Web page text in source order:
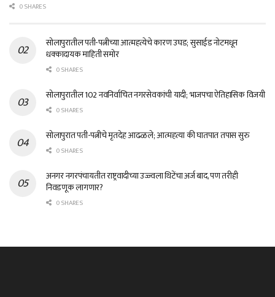
0 SHARES
सोलापुरातील पती-पत्नीच्या आत्महत्येचे कारण उघड; सुसाईड नोटमधून
धक्कादायक माहिती समोर
0 SHARES
सोलापुरातील 102 नवनिर्वाचित नगरसेवकांची यादी; भाजपचा ऐतिहासिक विजयी
0 SHARES
सोलापुरात पती-पत्नीचे मृतदेह आढळले; आत्महत्या की घातपात तपास सुरु
0 SHARES
अनगर नगरपंचायतीत राष्ट्रवादीच्या उज्ज्वला थिटेंचा अर्ज बाद, पण तरीही
निवडणूक लागणार?
0 SHARES